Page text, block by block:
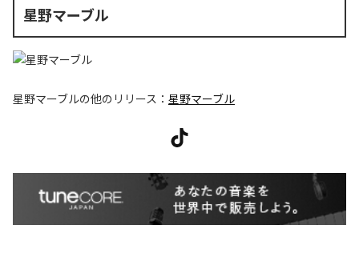
星野マーブル
星野マーブルの他のリリース： 星野マーブル